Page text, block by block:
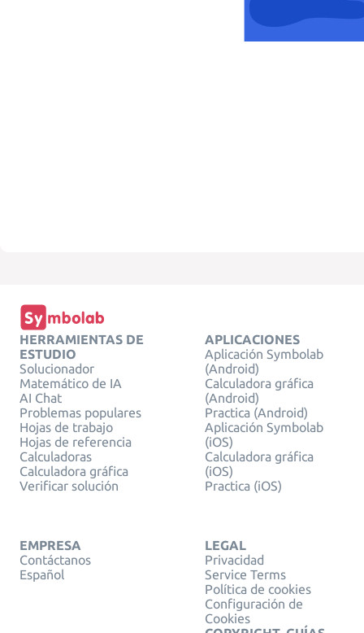
HERRAMIENTAS DE
ESTUDIO
Solucionador
Matemático de IA
AI Chat
Problemas populares
Hojas de trabajo
Hojas de referencia
Calculadoras
Calculadora gráfica
Verificar solución
APLICACIONES
Aplicación Symbolab
(Android)
Calculadora gráfica
(Android)
Practica (Android)
Aplicación Symbolab
(iOS)
Calculadora gráfica
(iOS)
Practica (iOS)
EMPRESA
Contáctanos
Español
LEGAL
Privacidad
Service Terms
Política de cookies
Configuración de
Cookies